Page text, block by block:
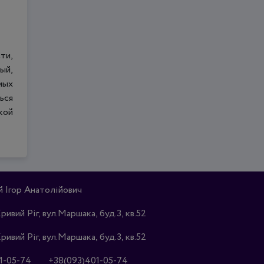
Анатолійович
Ріг, вул.Маршака, буд.3, кв.52
Ріг, вул.Маршака, буд.3, кв.52
05-74 +38(093)401-05-74